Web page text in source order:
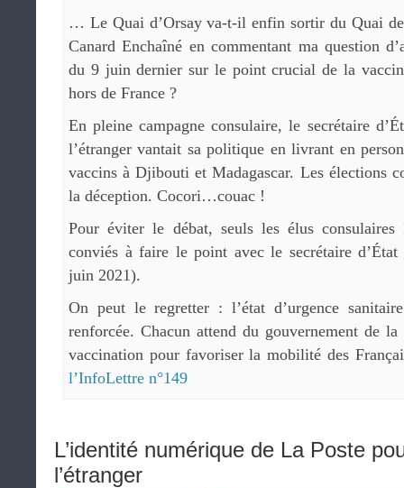
… Le Quai d’Orsay va-t-il enfin sortir du Quai
Canard Enchaîné en commentant ma question
du 9 juin dernier sur le point crucial de la
hors de France ?
En pleine campagne consulaire, le secrétaire
l’étranger vantait sa politique en livrant en
vaccins à Djibouti et Madagascar. Les élections
la déception. Cocori…couac !
Pour éviter le débat, seuls les élus
conviés à faire le point avec le secrétaire
juin 2021).
On peut le regretter : l’état d’urgence
renforcée. Chacun attend du gouvernement de
vaccination pour favoriser la mobilité des
l’InfoLettre n°149
L’identité numérique de La Poste
l’étranger